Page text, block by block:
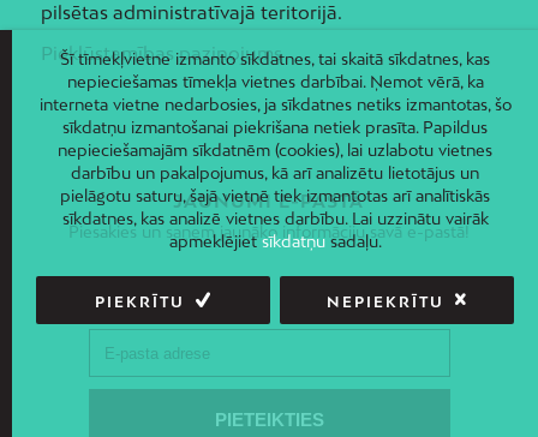
pilsētas administratīvajā teritorijā.
Piekļūstamības paziņojums
JAUNUMI E-PASTĀ
Piesakies un saņem jaunāko informāciju savā e-pastā!
Šī tīmekļvietne izmanto sīkdatnes, tai skaitā sīkdatnes, kas
nepieciešamas tīmekļa vietnes darbībai. Ņemot vērā, ka
interneta vietne nedarbosies, ja sīkdatnes netiks izmantotas, šo
sīkdatņu izmantošanai piekrišana netiek prasīta. Papildus
nepieciešamajām sīkdatnēm (cookies), lai uzlabotu vietnes
darbību un pakalpojumus, kā arī analizētu lietotājus un
pielāgotu saturu, šajā vietnē tiek izmantotas arī analītiskās
sīkdatnes, kas analizē vietnes darbību. Lai uzzinātu vairāk
apmeklējietsīkdatņusadaļu.
PIEKRĪTU NEPIEKRĪTU